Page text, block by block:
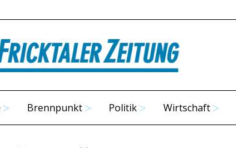
Brennpunkt Politik Wirtschaft